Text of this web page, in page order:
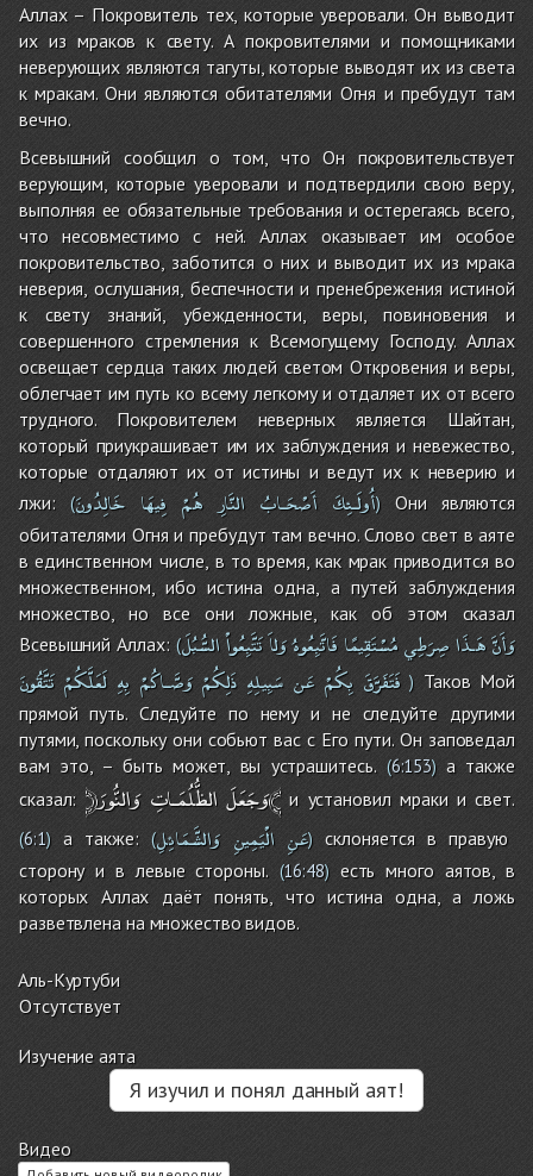
Аллах – Покровитель тех, которые уверовали. Он выводит
их из мраков к свету. А покровителями и помощниками
неверующих являются тагуты, которые выводят их из света
к мракам. Они являются обитателями Огня и пребудут там
вечно.
Всевышний сообщил о том, что Он покровительствует
верующим, которые уверовали и подтвердили свою веру,
выполняя ее обязательные требования и остерегаясь всего,
что несовместимо с ней. Аллах оказывает им особое
покровительство, заботится о них и выводит их из мрака
неверия, ослушания, беспечности и пренебрежения истиной
к свету знаний, убежденности, веры, повиновения и
совершенного стремления к Всемогущему Господу. Аллах
освещает сердца таких людей светом Откровения и веры,
облегчает им путь ко всему легкому и отдаляет их от всего
трудного. Покровителем неверных является Шайтан,
который приукрашивает им их заблуждения и невежество,
которые отдаляют их от истины и ведут их к неверию и
лжи:( أُولَـئِكَ أَصْحَـابُ النَّارِ هُمْ فِيهَا خَالِدُونَ )Они являются
обитателями Огня и пребудут там вечно. Слово свет в аяте
в единственном числе, в то время, как мрак приводится во
множественном, ибо истина одна, а путей заблуждения
множество, но все они ложные, как об этом сказал
Всевышний Аллах:( وَأَنَّهَـذَاصِرَطِيمُسْتَقِيمًافَاتَّبِعُوهُوَلاَتَتَّبِعُواْالسُّبُلَ
فَتَفَرَّقَ بِكُمْ عَن سَبِيلِهِ ذَلِكُمْ وَصَّـاكُمْ بِهِ لَعَلَّكُمْ تَتَّقُونَ ) Таков Мой
прямой путь. Следуйте по нему и не следуйте другими
путями, поскольку они собьют вас с Его пути. Он заповедал
вам это, – быть может, вы устрашитесь.(6:153) а также
сказал:
﴿وَجَعَلَ الظُّلُمَـاتِ وَالنُّورَ﴾и установил мраки и свет.
(6:1)а также:( عَنِ الْيَمِينِ وَالشَّمَائِلِ ) склоняется в правую
сторону и в левые стороны.(16:48)есть много аятов, в
которых Аллах даёт понять, что истина одна, а ложь
разветвлена на множество видов.
Аль-Куртуби
Отсутствует
Изучение аята
Я изучил и понял данный аят!
Видео